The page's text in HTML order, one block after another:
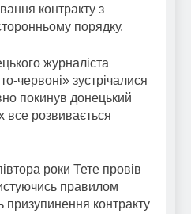
контракту з
порядку.
журналіста
червоні» зустрічалися
покинув донецький
все розвивається
роки Тете провів
правилом
контракту